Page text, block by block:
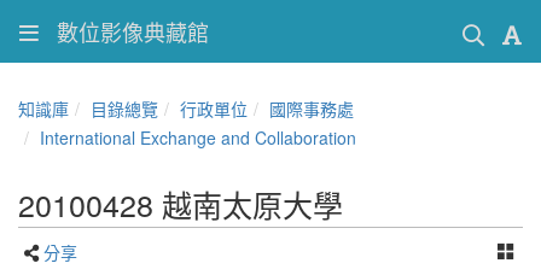
數位影像典藏館
知識庫 目錄總覽 行政單位
國際事務處
International Exchange and Collaboration
20100428 越南太原大學
分享